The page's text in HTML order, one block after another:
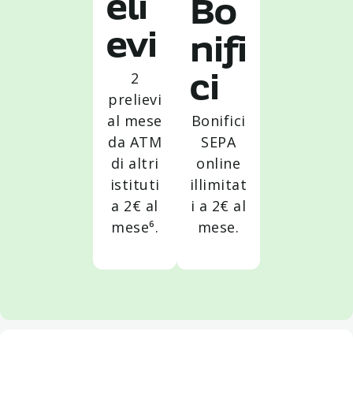
eli
evi
2
prelievi
al mese
da ATM
di altri
istituti
a 2€ al
mese⁶.
Bo
nifi
ci
Bonifici
SEPA
online
illimitat
i a 2€ al
mese.